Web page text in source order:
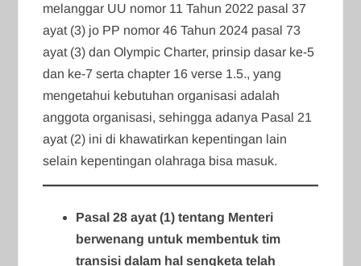
melanggar UU nomor 11 Tahun 2022 pasal 37
ayat (3) jo PP nomor 46 Tahun 2024 pasal 73
ayat (3) dan Olympic Charter, prinsip dasar ke-5
dan ke-7 serta chapter 16 verse 1.5., yang
mengetahui kebutuhan organisasi adalah
anggota organisasi, sehingga adanya Pasal 21
ayat (2) ini di khawatirkan kepentingan lain
selain kepentingan olahraga bisa masuk.
Pasal 28 ayat (1) tentang Menteri
berwenang untuk membentuk tim
transisi dalam hal sengketa telah